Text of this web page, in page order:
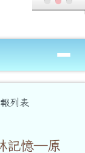
列表
記憶—原